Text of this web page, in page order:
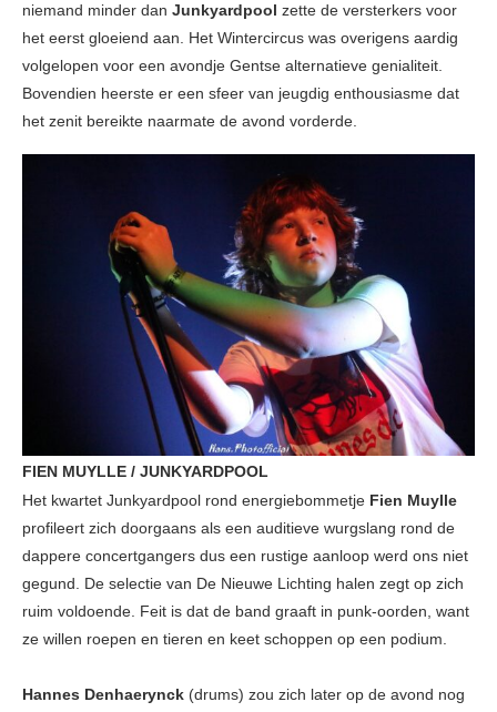
niemand minder dan Junkyardpool zette de versterkers voor
het eerst gloeiend aan. Het Wintercircus was overigens aardig
volgelopen voor een avondje Gentse alternatieve genialiteit.
Bovendien heerste er een sfeer van jeugdig enthousiasme dat
het zenit bereikte naarmate de avond vorderde.
FIEN MUYLLE / JUNKYARDPOOL
Het kwartet Junkyardpool rond energiebommetje Fien Muylle
profileert zich doorgaans als een auditieve wurgslang rond de
dappere concertgangers dus een rustige aanloop werd ons niet
gegund. De selectie van De Nieuwe Lichting halen zegt op zich
ruim voldoende. Feit is dat de band graaft in punk-oorden, want
ze willen roepen en tieren en keet schoppen op een podium.
Hannes Denhaerynck (drums) zou zich later op de avond nog